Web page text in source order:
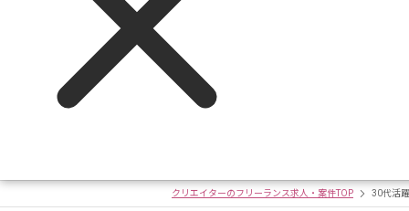
クリエイターのフリーランス求人・案件TOP 30代活